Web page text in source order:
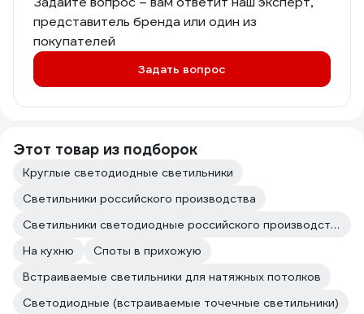
представитель бренда или один из
покупателей
Задать вопрос
Этот товар из подборок
Круглые светодиодные светильники
Светильники российского производства
Светильники светодиодные российского производства
На кухню
Споты в прихожую
Встраиваемые светильники для натяжных потолков
Светодиодные (встраиваемые точечные светильники)